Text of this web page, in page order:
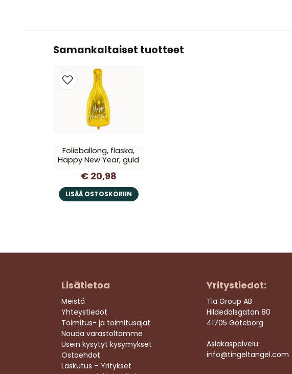
Samankaltaiset tuotteet
Folieballong, flaska,
Happy New Year, guld
€ 20,98
LISÄÄ OSTOSKORIIN
Lisätietoa
Meistä
Yhteystiedot
Toimitus- ja toimitusajat
Nouda varastoltamme
Usein kysytyt kysymykset
Ostoehdot
Laskutus – Yritykset
Yritystiedot:
Tia Group AB
Hildedalsgatan 80
41705 Göteborg
Asiakaspalvelu:
info@tingeltangel.com